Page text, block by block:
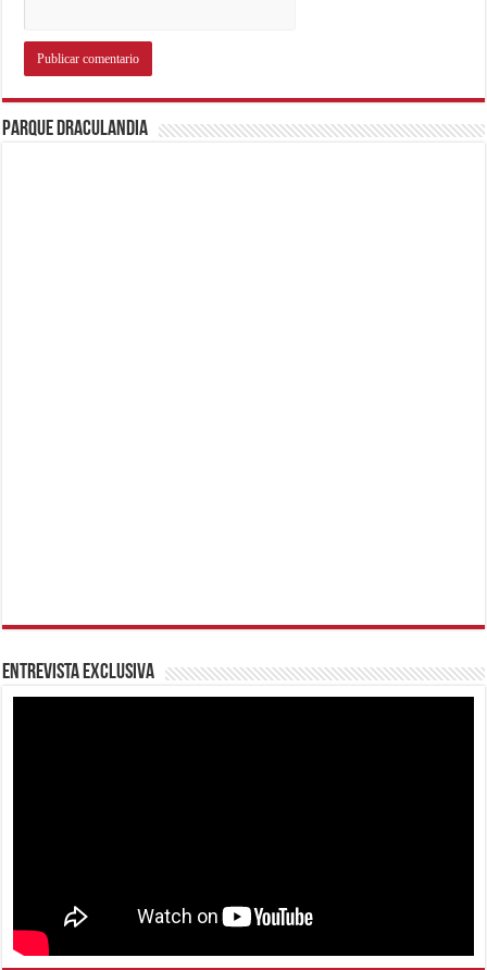
Parque Draculandia
Entrevista Exclusiva